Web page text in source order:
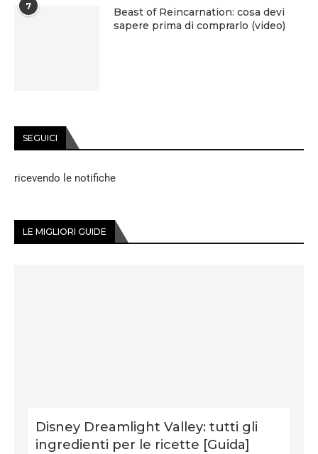
7
Beast of Reincarnation: cosa devi
sapere prima di comprarlo (video)
SEGUICI
ricevendo le notifiche
LE MIGLIORI GUIDE
Disney Dreamlight Valley: tutti gli
ingredienti per le ricette [Guida]